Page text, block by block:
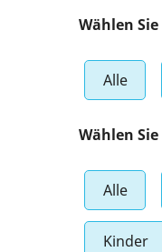
Wählen
Alle
Wählen
Alle
Kinder